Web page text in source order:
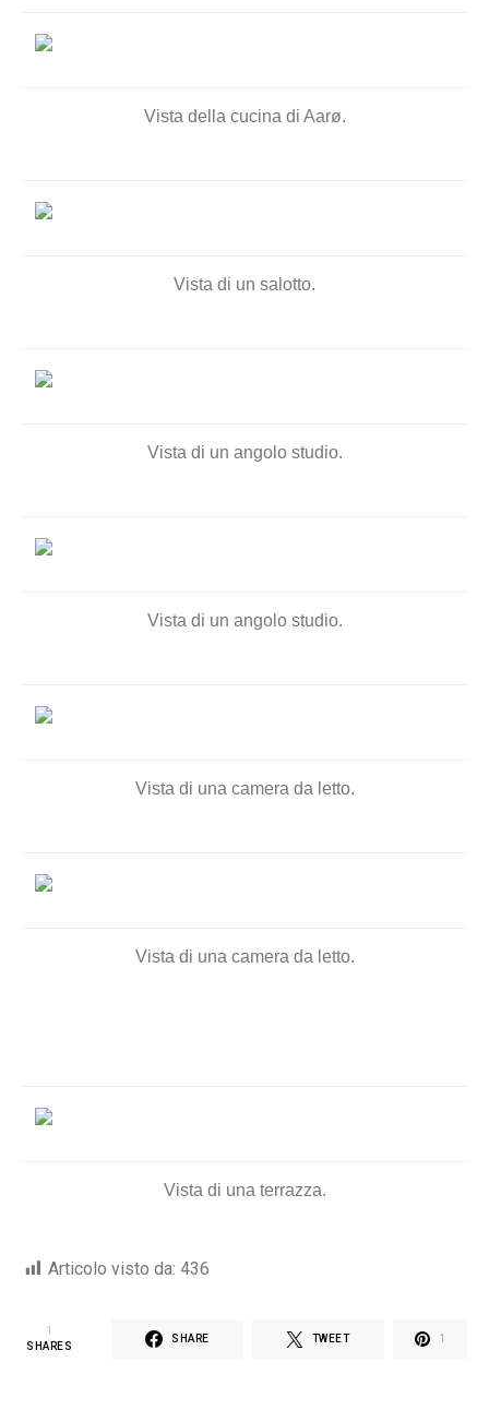
Vista della cucina di Aarø.
Vista di un salotto.
Vista di un angolo studio.
Vista di un angolo studio.
Vista di una camera da letto.
Vista di una camera da letto.
Vista di una terrazza.
Articolo visto da: 436
1
SHARES
SHARE TWEET 1